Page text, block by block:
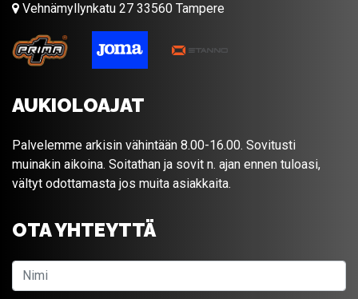
Vehnämyllynkatu 27 33560 Tampere
AUKIOLOAJAT
Palvelemme arkisin vähintään 8.00-16.00. Sovitusti
muinakin aikoina. Soitathan ja sovit n. ajan ennen tuloasi,
vältyt odottamasta jos muita asiakkaita.
OTA YHTEYTTÄ